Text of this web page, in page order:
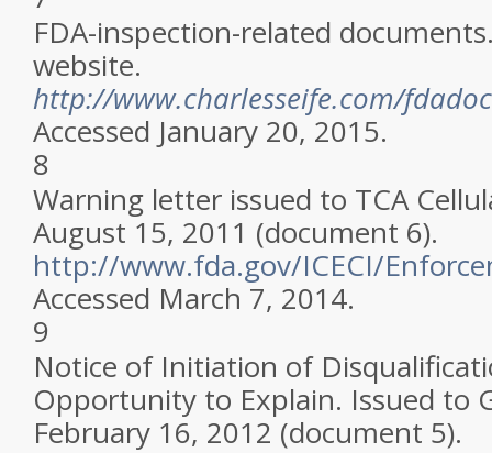
FDA-inspection-related
website.
http://www.charlesseife.com/
Accessed January 20, 2015.
8
Warning letter issued to TCA
August 15, 2011 (document 6).
http://www.fda.gov/ICECI/
Accessed March 7, 2014.
9
Notice of Initiation of
Opportunity to Explain. Issued to
February 16, 2012 (document 5).